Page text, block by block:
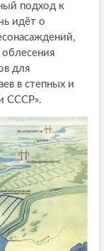
подход к
идёт о
для
в степных и
СССР».